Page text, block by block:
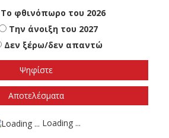
θα γίνουν οι εθνικές
Το φθινόπωρο του 2026
Την άνοιξη του 2027
Δεν ξέρω/δεν απαντώ